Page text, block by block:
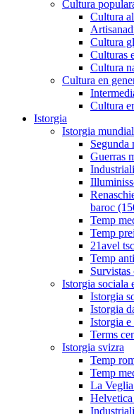
Cultura
Cultura
Cultura
Culturas
Cultura
Cultura en
Cultura
Istorgia
Istorgia
Segunda
Guerras
baroc
Temp
Temp
21avel
Temp
Istorgia sociala
Istorgia
Istorgia
Istorgia e
Terms
Istorgia svizra
Temp
Temp
La